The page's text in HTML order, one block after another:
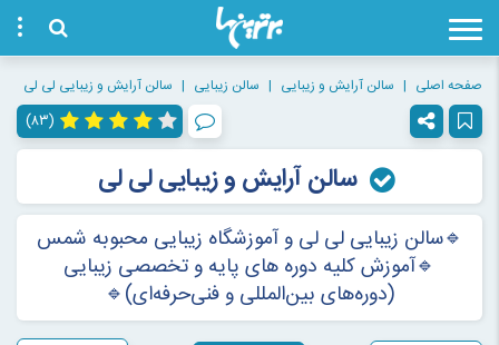
صفحه اصلی سالن آرایش و زیبایی سالن زیبایی سالن آرایش و زیبایی لی لی
(۸۳)
سالن آرایش و زیبایی لی لی
🔹سالن زیبایی لی لی و آموزشگاه زیبایی محبوبه شمس
🔹آموزش کلیه دوره های پایه و تخصصی زیبایی
(دوره‌های بین‌المللی و فنی‌حرفه‌ای)🔹